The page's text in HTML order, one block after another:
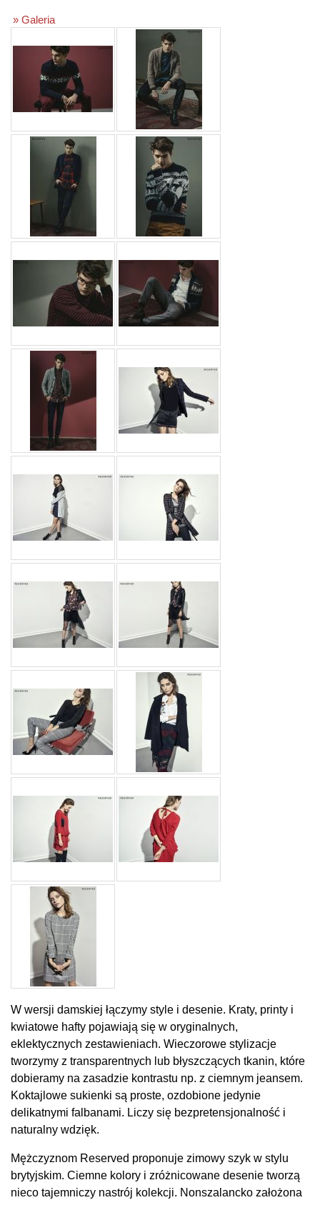
» Galeria
W wersji damskiej łączymy style i desenie. Kraty, printy i
kwiatowe hafty pojawiają się w oryginalnych,
eklektycznych zestawieniach. Wieczorowe stylizacje
tworzymy z transparentnych lub błyszczących tkanin, które
dobieramy na zasadzie kontrastu np. z ciemnym jeansem.
Koktajlowe sukienki są proste, ozdobione jedynie
delikatnymi falbanami. Liczy się bezpretensjonalność i
naturalny wdzięk.
Mężczyznom Reserved proponuje zimowy szyk w stylu
brytyjskim. Ciemne kolory i zróżnicowane desenie tworzą
nieco tajemniczy nastrój kolekcji. Nonszalancko założona